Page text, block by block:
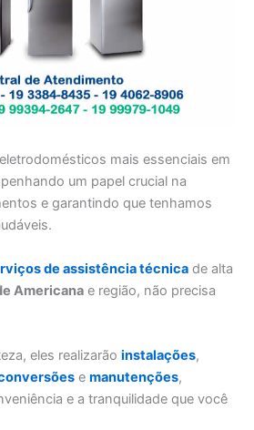
mais essenciais em
um papel crucial na
e garantindo que tenhamos
de assistência técnica de alta
Americana e região, não precisa
eles realizarãoinstalações,
emanutenções,
e a tranquilidade que você